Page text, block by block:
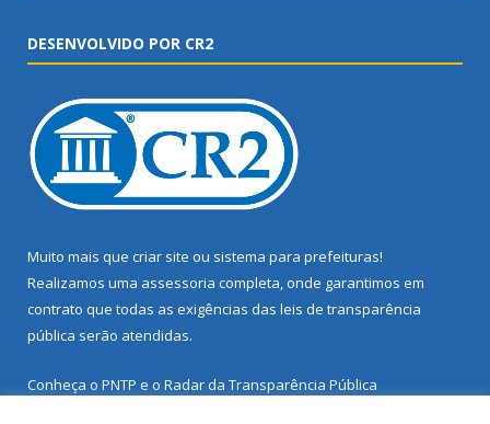
DESENVOLVIDO POR CR2
Muito mais que criar site ou sistema para prefeituras!
Realizamos uma assessoria completa, onde garantimos em
contrato que todas as exigências das leis de transparência
pública serão atendidas.
Conheça o PNTP e o Radar da Transparência Pública